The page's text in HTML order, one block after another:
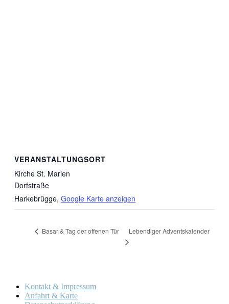
VERANSTALTUNGSORT
Kirche St. Marien
Dorfstraße
Harkebrügge, Google Karte anzeigen
Basar & Tag der offenen Tür Lebendiger Adventskalender
Kontakt & Impressum
Anfahrt & Karte